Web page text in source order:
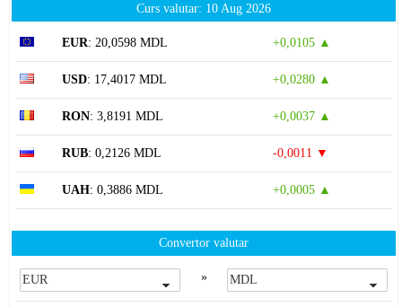
Curs valutar: 10 Aug 2026
EUR: 20,0598 MDL +0,0105 ▲
USD: 17,4017 MDL +0,0280 ▲
RON: 3,8191 MDL +0,0037 ▲
RUB: 0,2126 MDL -0,0011 ▼
UAH: 0,3886 MDL +0,0005 ▲
Convertor valutar
»